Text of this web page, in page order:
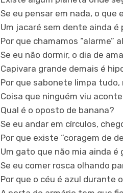
Se eu pensar em nada, o que
Um jacaré sem dente ainda
Por que chamamos “alarme”
Se eu não dormir, o dia de
Capivara grande demais é
Por que sabonete limpa
Coisa que ninguém viu
Qual é o oposto de banana?
Se eu andar em círculos,
Por que existe “coragem de
Um gato que não mia ainda
Se eu comer rosca olhando
Por que o céu é azul durante